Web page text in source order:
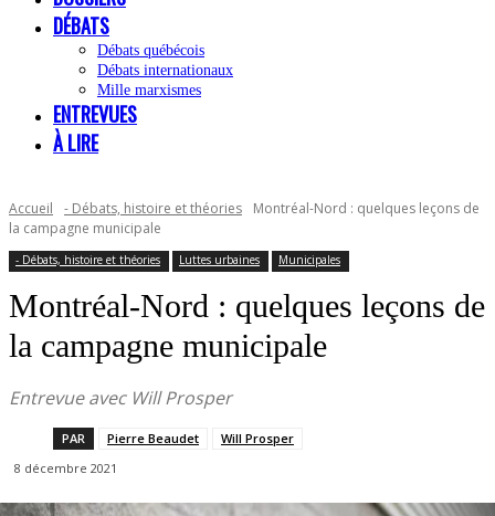
DÉBATS
Débats québécois
Débats internationaux
Mille marxismes
ENTREVUES
À LIRE
Accueil - Débats, histoire et théories
Montréal-Nord : quelques leçons de
la campagne municipale
- Débats, histoire et théories Luttes urbaines Municipales
Montréal-Nord : quelques leçons de
la campagne municipale
Entrevue avec Will Prosper
PAR Pierre Beaudet
Will Prosper
8 décembre 2021